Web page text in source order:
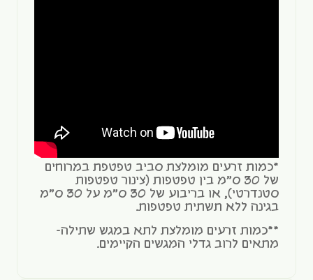
*כמות זרעים מומלצת סביב טפטפת במרוחים
של 30 ס"מ בין טפטפות (צינור טפטפות
סטנדרטי), או בריבוע של 30 ס"מ על 30 ס"מ
בגינה ללא תשתית טפטפות.
**כמות זרעים מומלצת לתא במגש שתילה-
מתאים לרוב גדלי המגשים הקיימים.